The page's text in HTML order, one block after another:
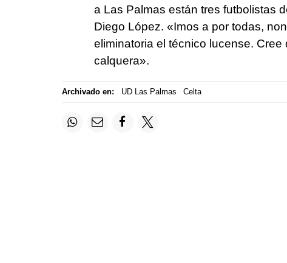
a Las Palmas están tres futbolistas
Diego López. «Imos a por todas,
eliminatoria el técnico lucense. Cree
calquera».
Archivado en: UD Las Palmas Celta